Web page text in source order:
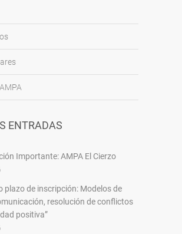
ENTRADAS
Importante: AMPA El Cierzo
plazo de inscripción: Modelos de
resolución de conflictos
positiva”